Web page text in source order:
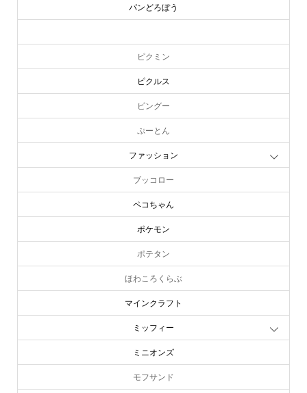
パンどろぼう
ピクミン
ピクルス
ピングー
ぷーとん
ファッション
ブッコロー
ペコちゃん
ポケモン
ポテタン
ほわころくらぶ
マインクラフト
ミッフィー
ミニオンズ
モフサンド